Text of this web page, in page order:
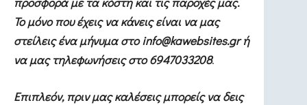
Το μόνο που έχεις να κάνεις είναι να μας
στείλεις ένα μήνυμα στο info@kawebsites.gr ή
να μας τηλεφωνήσεις στο 6947033208.
Επιπλεόν, πριν μας καλέσεις μπορείς να δεις